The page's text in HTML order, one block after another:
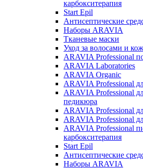
карбокситерапия
Start Epil
Антисептические
Наборы ARAVIA
Тканевые маски
Уход за волосами и
ARAVIA Professional
ARAVIA Laboratories
ARAVIA Organic
ARAVIA Professional
ARAVIA Professional
педикюра
ARAVIA Professional
ARAVIA Professional
ARAVIA Professional
карбокситерапия
Start Epil
Антисептические
Наборы ARAVIA